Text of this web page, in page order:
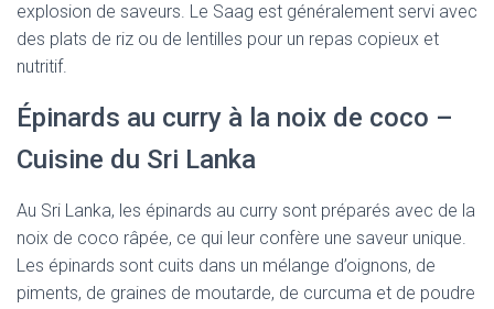
explosion de saveurs. Le Saag est généralement servi avec
des plats de riz ou de lentilles pour un repas copieux et
nutritif.
Épinards au curry à la noix de coco –
Cuisine du Sri Lanka
Au Sri Lanka, les épinards au curry sont préparés avec de la
noix de coco râpée, ce qui leur confère une saveur unique.
Les épinards sont cuits dans un mélange d’oignons, de
piments, de graines de moutarde, de curcuma et de poudre